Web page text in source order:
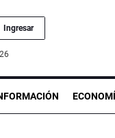
Ingresar